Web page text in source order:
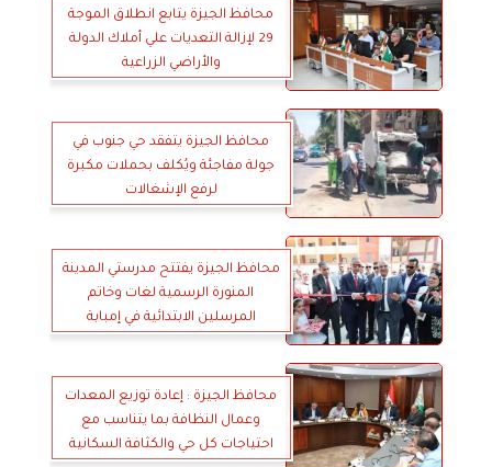
محافظ الجيزة يتابع انطلاق الموجة
29 لإزالة التعديات علي أملاك الدولة
والأراضي الزراعية
محافظ الجيزة يتفقد حي جنوب في
جولة مفاجئة ويُكلف بحملات مكبرة
لرفع الإشغالات
محافظ الجيزة يفتتح مدرستي المدينة
المنورة الرسمية لغات وخاتم
المرسلين الابتدائية في إمبابة
محافظ الجيزة : إعادة توزيع المعدات
وعمال النظافة بما يتناسب مع
احتياجات كل حي والكثافة السكانية